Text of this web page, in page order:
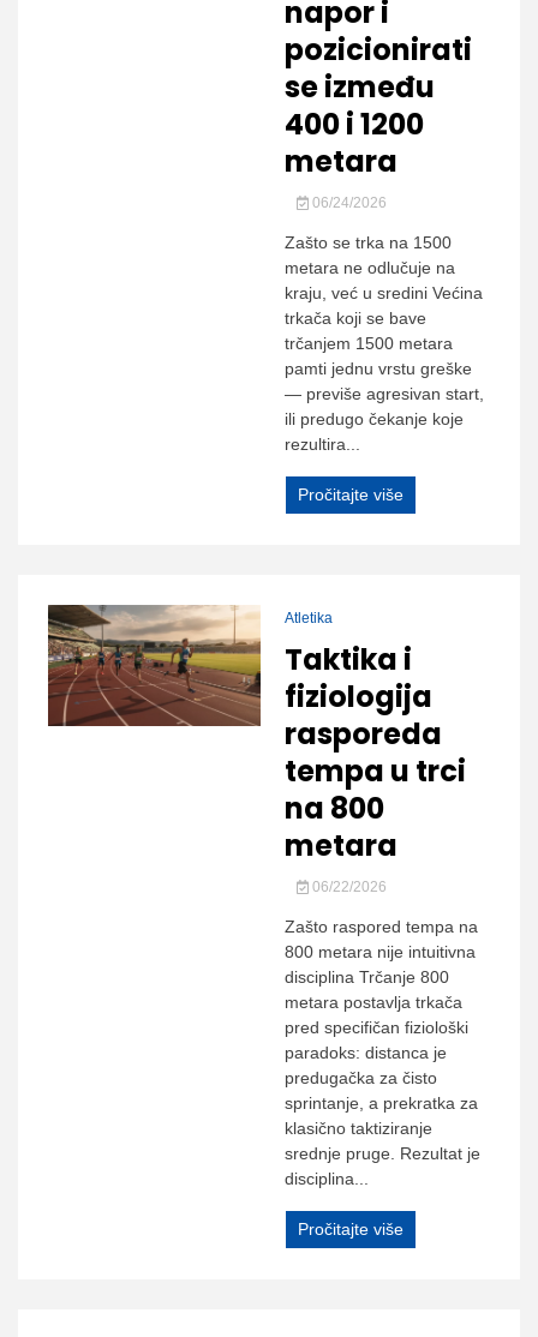
napor i
pozicionirati
se između
400 i 1200
metara
06/24/2026
Zašto se trka na 1500
metara ne odlučuje na
kraju, već u sredini Većina
trkača koji se bave
trčanjem 1500 metara
pamti jednu vrstu greške
— previše agresivan start,
ili predugo čekanje koje
rezultira...
Pročitajte više
Atletika
Taktika i
fiziologija
rasporeda
tempa u trci
na 800
metara
06/22/2026
Zašto raspored tempa na
800 metara nije intuitivna
disciplina Trčanje 800
metara postavljа trkača
pred specifičan fiziološki
paradoks: distanca je
predugačka za čisto
sprintanje, a prekratka za
klasično taktiziranje
srednje pruge. Rezultat je
disciplina...
Pročitajte više